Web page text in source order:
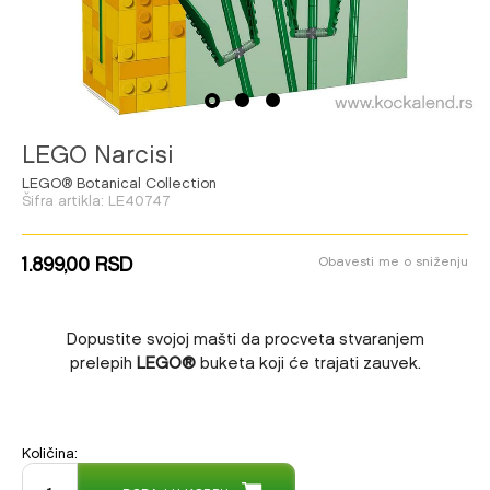
1 2 3
LEGO Narcisi
LEGO® Botanical Collection
Šifra artikla:LE40747
1.899,00RSD Obavesti me o sniženju
Dopustite svojoj mašti da procveta stvaranjem
prelepihLEGO®buketa koji će trajati zauvek.
Količina: